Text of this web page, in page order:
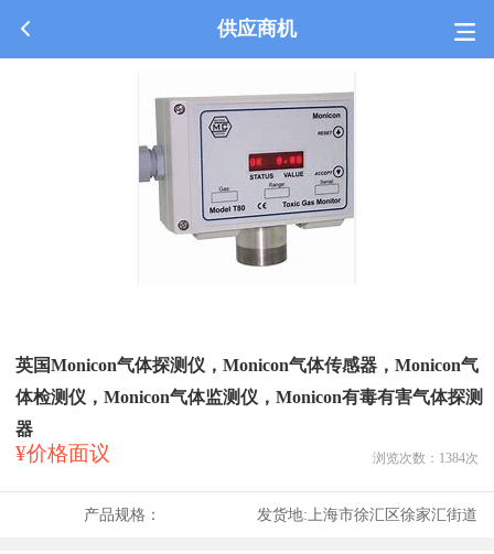
供应商机
英国Monicon气体探测仪，Monicon气体传感器，Monicon气
体检测仪，Monicon气体监测仪，Monicon有毒有害气体探测
器
¥价格面议 浏览次数： 1384次
产品规格： 发货地:上海市徐汇区徐家汇街道